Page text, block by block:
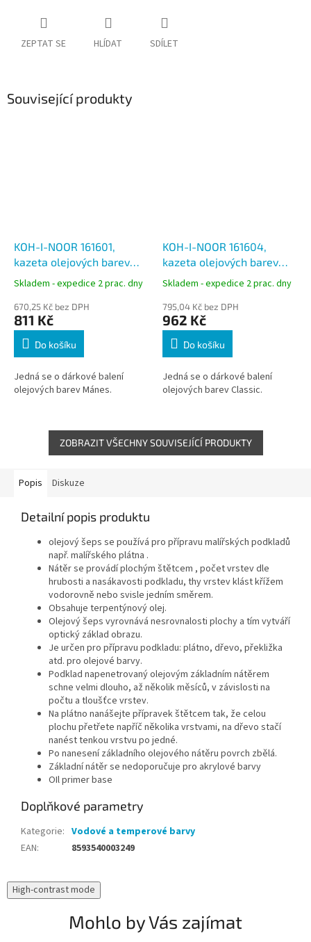
ZEPTAT SE HLÍDAT SDÍLET
Související produkty
KOH-I-NOOR 161601,
kazeta olejových barev
MÁNES
Skladem - expedice 2 prac. dny
670,25 Kč bez DPH
811 Kč
Do košíku
Jedná se o dárkové balení
olejových barev Mánes.
KOH-I-NOOR 161604,
kazeta olejových barev
CLASSIC
Skladem - expedice 2 prac. dny
795,04 Kč bez DPH
962 Kč
Do košíku
Jedná se o dárkové balení
olejových barev Classic.
ZOBRAZIT VŠECHNY SOUVISEJÍCÍ PRODUKTY
Popis Diskuze
Detailní popis produktu
olejový šeps se používá pro přípravu malířských podkladů
např. malířského plátna .
Nátěr se provádí plochým štětcem , počet vrstev dle
hrubosti a nasákavosti podkladu, thy vrstev klást křížem
vodorovně nebo svisle jedním směrem.
Obsahuje terpentýnový olej.
Olejový šeps vyrovnává nesrovnalosti plochy a tím vytváří
optický základ obrazu.
Je určen pro přípravu podkladu: plátno, dřevo, překližka
atd. pro olejové barvy.
Podklad napenetrovaný olejovým základním nátěrem
schne velmi dlouho, až několik měsíců, v závislosti na
počtu a tloušťce vrstev.
Na plátno nanášejte přípravek štětcem tak, že celou
plochu přetřete napříč několika vrstvami, na dřevo stačí
nanést tenkou vrstvu po jedné.
Po nanesení základního olejového nátěru povrch zbělá.
Základní nátěr se nedoporučuje pro akrylové barvy
OIl primer base
Doplňkové parametry
Kategorie: Vodové a temperové barvy
EAN: 8593540003249
High-contrast mode
Mohlo by Vás zajímat